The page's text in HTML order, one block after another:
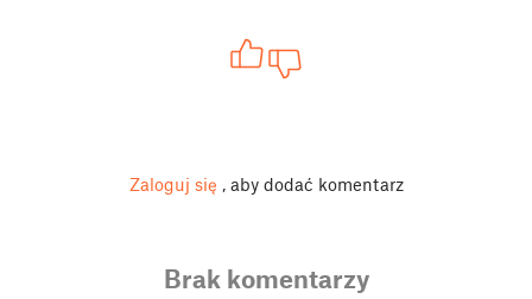
Zaloguj się , aby dodać komentarz
Brak komentarzy